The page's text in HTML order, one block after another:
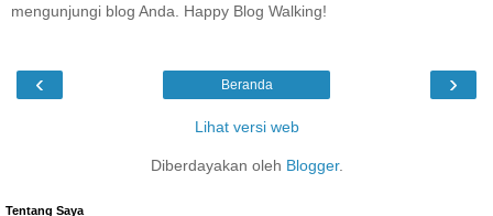
mengunjungi blog Anda. Happy Blog Walking!
‹ ›
Beranda
Lihat versi web
Diberdayakan oleh Blogger.
Tentang Saya